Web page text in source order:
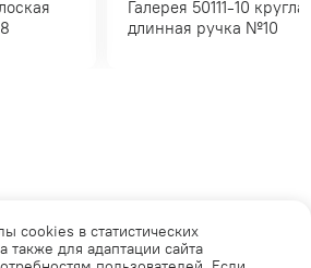
Галерея 50111-10 круглая
длинная ручка №10
Телеграм
cookies в статистических
также для адаптации сайта